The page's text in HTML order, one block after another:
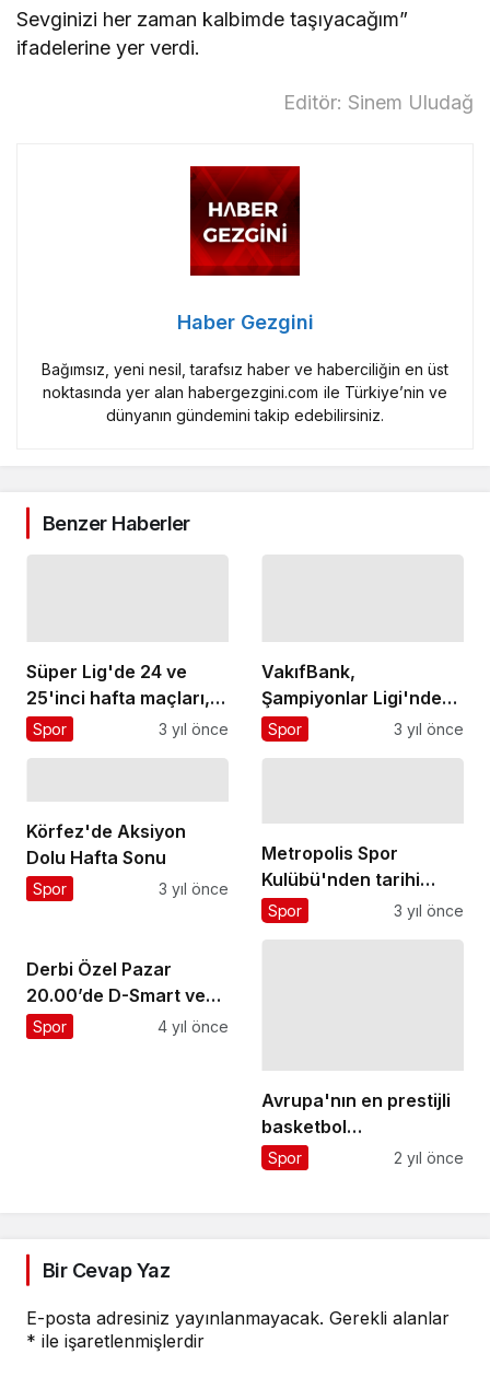
Sevginizi her zaman kalbimde taşıyacağım”
ifadelerine yer verdi.
Editör: Sinem Uludağ
Haber Gezgini
Bağımsız, yeni nesil, tarafsız haber ve haberciliğin en üst
noktasında yer alan habergezgini.com ile Türkiye’nin ve
dünyanın gündemini takip edebilirsiniz.
Benzer Haberler
Süper Lig'de 24 ve
25'inci hafta maçları,
TOD üyelerine ücretsiz
Spor 3 yıl önce
VakıfBank,
Şampiyonlar Ligi'nde
üçüncü maçına çıkıyor
Spor 3 yıl önce
Körfez'de Aksiyon
Dolu Hafta Sonu
Spor 3 yıl önce
Metropolis Spor
Kulübü'nden tarihi
başarı
Spor 3 yıl önce
Derbi Özel Pazar
20.00’de D-Smart ve
D-Smart Go’da
Spor 4 yıl önce
Avrupa'nın en prestijli
basketbol
organizasyonu olan
Spor 2 yıl önce
Bir Cevap Yaz
E-posta adresiniz yayınlanmayacak. Gerekli alanlar
* ile işaretlenmişlerdir